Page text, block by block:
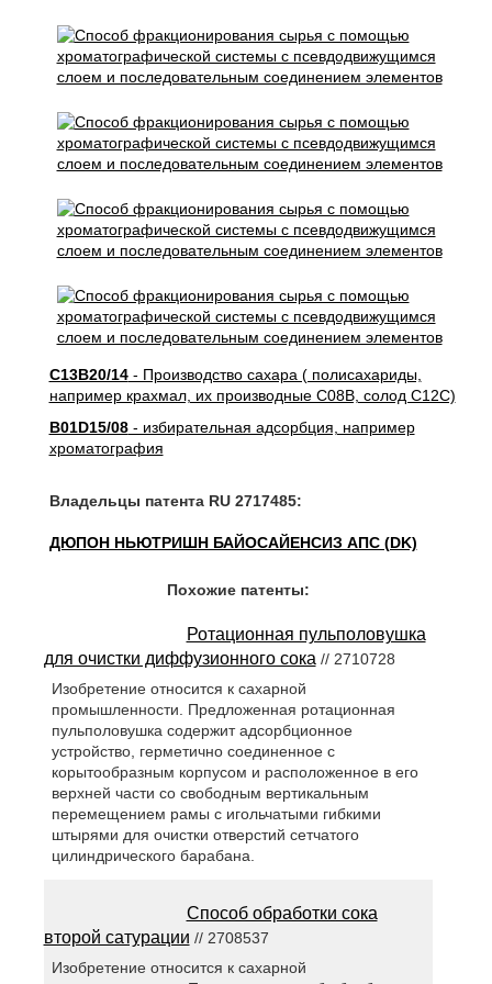
C13B20/14- Производство сахара ( полисахариды,
например крахмал, их производные C08B, солод C12C)
B01D15/08- избирательная адсорбция, например
хроматография
Владельцы патента RU 2717485:
ДЮПОН НЬЮТРИШН БАЙОСАЙЕНСИЗ АПС (DK)
Похожие патенты:
Ротационная пульполовушка
для очистки диффузионного сока // 2710728
Изобретение относится к сахарной
промышленности. Предложенная ротационная
пульполовушка содержит адсорбционное
устройство, герметично соединенное с
корытообразным корпусом и расположенное в его
верхней части со свободным вертикальным
перемещением рамы с игольчатыми гибкими
штырями для очистки отверстий сетчатого
цилиндрического барабана.
Способ обработки сока
второй сатурации // 2708537
Изобретение относится к сахарной